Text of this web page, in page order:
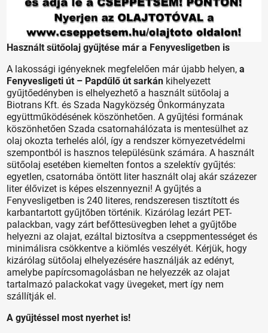
Használt sütőolaj gyűjtése már a Fenyvesligetben is
A lakossági igényeknek megfelelően már újabb helyen,a
Fenyvesligeti út – Papdűlő út sarkán kihelyezett
gyűjtőedényben is elhelyezhető a használt sütőolaj a
Biotrans Kft. és Szada Nagyközség Önkormányzata
együttműködésének köszönhetően. A gyűjtési formának
köszönhetően Szada csatornahálózata is mentesülhet az
olaj okozta terhelés alól, így a rendszer környezetvédelmi
szempontból is hasznos településünk számára. A használt
sütőolaj esetében kiemelten fontos a szelektív gyűjtés:
egyetlen, csatornába öntött liter használt olaj akár százezer
liter élővizet is képes elszennyezni! A gyűjtés a
Fenyvesligetben is 240 literes, rendszeresen tisztított és
karbantartott gyűjtőben történik. Kizárólag lezárt PET-
palackban, vagy zárt befőttesüvegben lehet a gyűjtőbe
helyezni az olajat, ezáltal biztosítva a cseppmentességet és
minimálisra csökkentve a kiömlés veszélyét. Kérjük, hogy
kizárólag sütőolaj elhelyezésére használják az edényt,
amelybe papírcsomagolásban ne helyezzék az olajat
tartalmazó palackokat vagy üvegeket, mert így nem
szállítják el.
A gyűjtéssel most nyerhet is!